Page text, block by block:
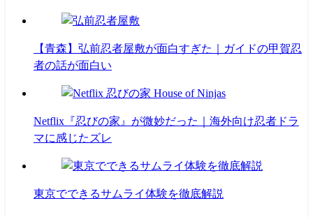
【青森】弘前忍者屋敷が面白すぎた｜ガイドの甲賀忍
者の話が面白い
Netflix『忍びの家』が微妙だった｜海外向け忍者ドラ
マに感じたズレ
東京でできるサムライ体験を徹底解説